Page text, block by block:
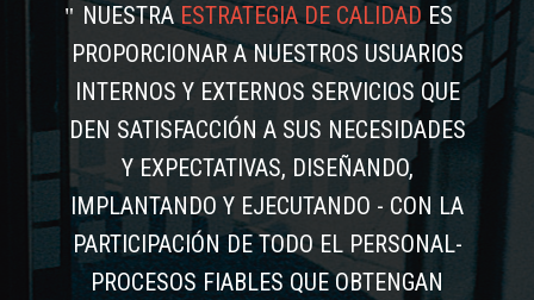
NUESTRAESTRATEGIA DE CALIDADES
PROPORCIONAR A NUESTROS USUARIOS
INTERNOS Y EXTERNOS SERVICIOS QUE
DEN SATISFACCIÓN A SUS NECESIDADES
Y EXPECTATIVAS, DISEÑANDO,
IMPLANTANDO Y EJECUTANDO - CON LA
PARTICIPACIÓN DE TODO EL PERSONAL-
PROCESOS FIABLES QUE OBTENGAN